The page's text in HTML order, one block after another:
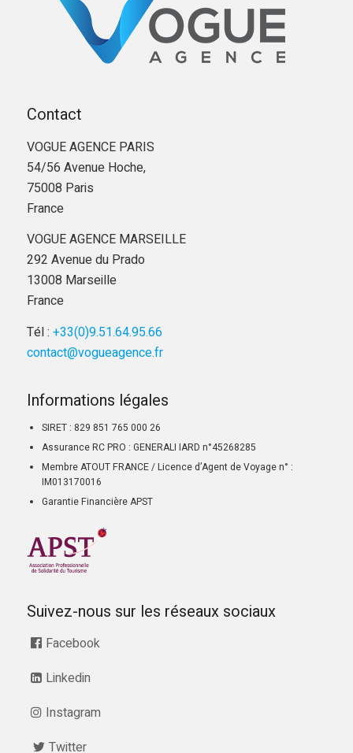
Contact
VOGUE AGENCE PARIS
54/56 Avenue Hoche,
75008 Paris
France
VOGUE AGENCE MARSEILLE
292 Avenue du Prado
13008 Marseille
France
Tél : +33(0)9.51.64.95.66
contact@vogueagence.fr
Informations légales
SIRET : 829 851 765 000 26
Assurance RC PRO : GENERALI IARD n°45268285
Membre ATOUT FRANCE / Licence d’Agent de Voyage n° :
IM013170016
Garantie Financière APST
Suivez-nous sur les réseaux sociaux
Facebook
Linkedin
Instagram
Twitter